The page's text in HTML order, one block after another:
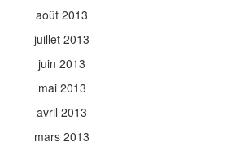
août 2013
juillet 2013
juin 2013
mai 2013
avril 2013
mars 2013